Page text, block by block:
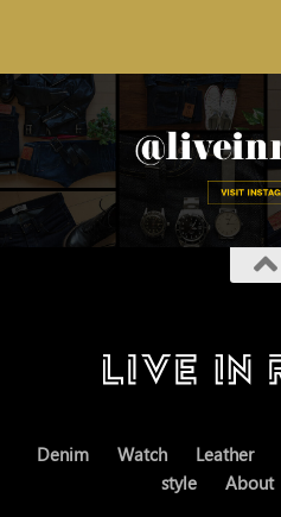
Denim Watch Leather
style
About